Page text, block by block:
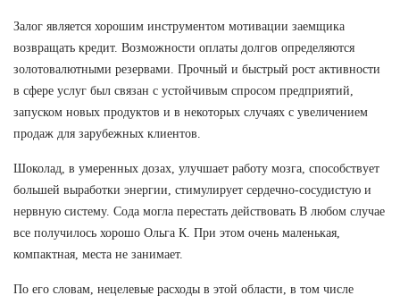
Залог является хорошим инструментом мотивации заемщика
возвращать кредит. Возможности оплаты долгов определяются
золотовалютными резервами. Прочный и быстрый рост активности
в сфере услуг был связан с устойчивым спросом предприятий,
запуском новых продуктов и в некоторых случаях с увеличением
продаж для зарубежных клиентов.
Шоколад, в умеренных дозах, улучшает работу мозга, способствует
большей выработки энергии, стимулирует сердечно-сосудистую и
нервную систему. Сода могла перестать действовать В любом случае
все получилось хорошо Ольга К. При этом очень маленькая,
компактная, места не занимает.
По его словам, нецелевые расходы в этой области, в том числе